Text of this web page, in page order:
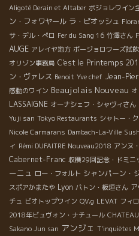
Aligoté Derain et Altaber ボジョレワイン
ン・フォワヤール ラ・ピオッシュ
サ・デル・ぺロ Fer du Sang 16 竹澤さん
AUGE アレイヤ地方 ボージョロワーズ試
オリゾン事務局 C'est le Printemps
ン・ヴァレス Benoit Yve chef Jean-
感動のワイン Beaujolais Nouveau
LASSAIGNE オーナシェフ・シャヴィさん
Yuji san Tokyo Restaurants シャトー・
Nicole Carmarans Dambach-La-Ville
ィ Rémi DUFAITRE Nouveau2018 アンヌ
Cabernet-Franc 収穫29回記念・ドミニ
ーニュ ロー・フォルト シャンパーン・
スポアかまたや Lyon バトン・板垣さん
チュ ビオトップワイン QV.g LEVAT フィ
2018年ビュヴォン・ナチュール
Sakano Jun san アンジェ T'inquiètes